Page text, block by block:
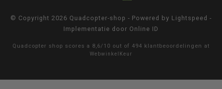
© Copyright 2026 Quadcopter-shop - Powered by Lightspeed -
Implementatie door Online ID
Quadcopter shop scores a 8,6/ 10 out of 494 klantbeoordelingen at
WebwinkelKeur